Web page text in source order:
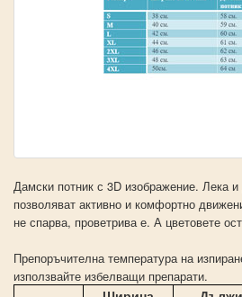
Дамски потник с 3D изображение. Лека
позволяват активно и комфортно
не спарва, проветрива е. А цветовете
Препоръчителна температура на
използвайте избелващи препарати.